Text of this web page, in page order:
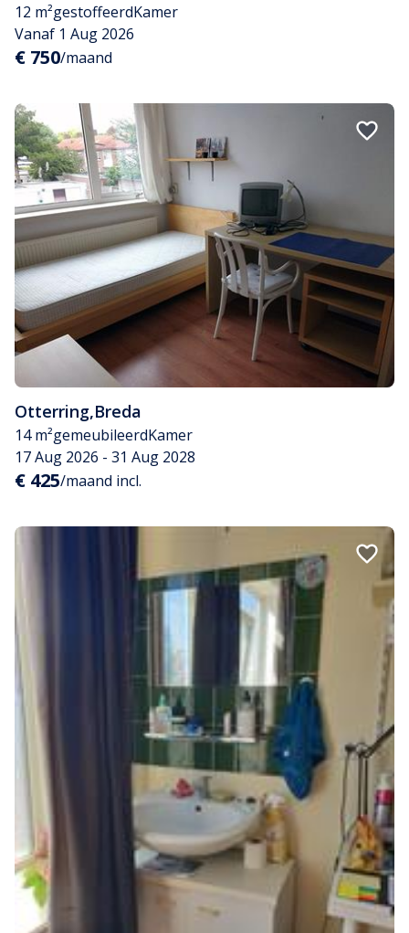
12 m²gestoffeerdKamer
Vanaf 1 Aug 2026
€ 750/maand
Otterring,Breda
14 m²gemeubileerdKamer
17 Aug 2026 - 31 Aug 2028
€ 425/maand incl.